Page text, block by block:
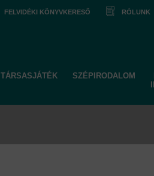
FELVIDÉKI KÖNYVKERESŐ RÓLUNK
TÁRSASJÁTÉK SZÉPIRODALOM